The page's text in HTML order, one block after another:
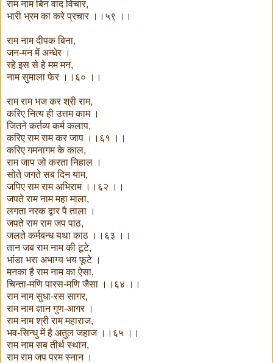
राम नाम बिन वाद विचार,
भारी भ्रम का करे प्रचार ।।५९ ।।
राम नाम दीपक बिना,
जन-मन में अन्धेर ।
रहे इस से हे मम मन,
नाम सुमाला फेर ।।६० ।।
राम राम भज कर श्री राम,
करिए नित्य ही उत्तम काम ।
जितने कर्तव्य कर्म कलाप,
करिए राम राम कर जाप ।।६१ ।।
करिए गमनागम के काल,
राम जाप जो करता निहाल ।
सोते जगते सब दिन याम,
जपिए राम राम अभिराम ।।६२ ।।
जपते राम नाम महा माला,
लगता नरक द्वार पै ताला ।
जपते राम राम जप पाठ,
जलते कर्मबन्ध यथा काठ ।।६३ ।।
तान जब राम नाम की टूटे,
भांडा भरा अभाग्य भय फूटे ।
मनका है राम नाम का ऐसा,
चिन्ता-मणि पारस-मणि जैसा ।।६४ ।।
राम नाम सुधा-रस सागर,
राम नाम ज्ञान गुण-आगर ।
राम नाम श्री राम महाराज,
भव-सिन्धु में है अतुल जहाज ।।६५ ।।
राम नाम सब तीर्थ स्थान,
राम राम जप परम स्नान ।